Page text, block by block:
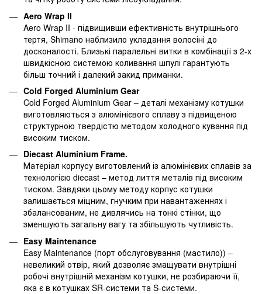
Aero Wrap II
Aero Wrap II - підвищивши ефективність внутрішнього
тертя, Shimano наблизило укладання волосіні до
досконалості. Близькі паралельні витки в комбінації з 2-х
швидкісною системою коливання шпулі гарантують
більш точний і далекий закид приманки.
Cold Forged Aluminium Gear
Cold Forged Aluminium Gear – деталі механізму котушки
виготовляються з алюмінієвого сплаву з підвищеною
структурною твердістю методом холодного кування під
високим тиском.
Diecast Aluminium Frame.
Матеріал корпусу виготовлений із алюмінієвих сплавів за
технологією diecast – метод лиття металів під високим
тиском. Завдяки цьому методу корпус котушки
залишається міцним, гнучким при навантаженнях і
збалансованим, не дивлячись на тонкі стінки, що
зменшують загальну вагу та збільшують чутливість.
Easy Maintenance
Easy Maintenance (порт обслуговування (мастило)) –
невеликий отвір, який дозволяє змащувати внутрішні
робочі внутрішній механізм котушки, не розбираючи її,
яка є в котушках SR-системи та S-системи.